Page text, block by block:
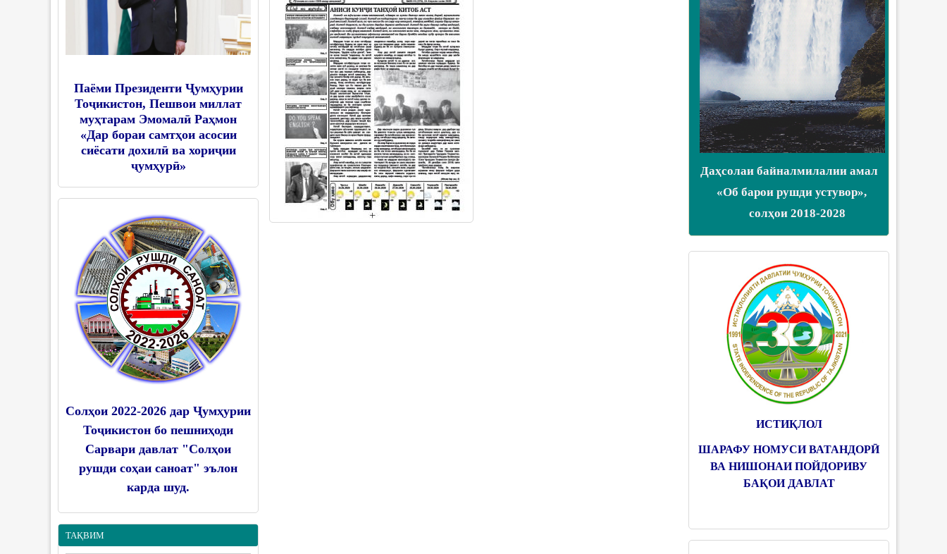
Паёми Президенти Ҷумҳурии
Тоҷикистон, Пешвои миллат
муҳтарам Эмомалӣ Раҳмон
«Дар бораи самтҳои асосии
сиёсати дохилӣ ва хориҷии
ҷумҳурӣ»
Солҳои 2022-2026 дар Ҷумҳурии
Тоҷикистон бо пешниҳоди
Сарвари давлат "Солҳои
рушди соҳаи саноат" эълон
карда шуд.
ТАҚВИМ
Даҳсолаи байналмилалии амал
«Об барои рушди устувор»,
солҳои 2018-2028
ИСТИҚЛОЛ
ШАРАФУ НОМУСИ ВАТАНДОРӢ
ВА НИШОНАИ ПОЙДОРИВУ
БАҚОИ ДАВЛАТ